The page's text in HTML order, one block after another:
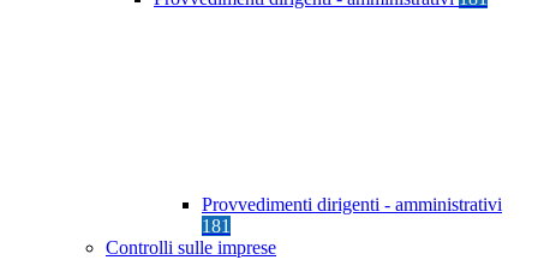
Provvedimenti dirigenti - amministrativi
181
Controlli sulle imprese